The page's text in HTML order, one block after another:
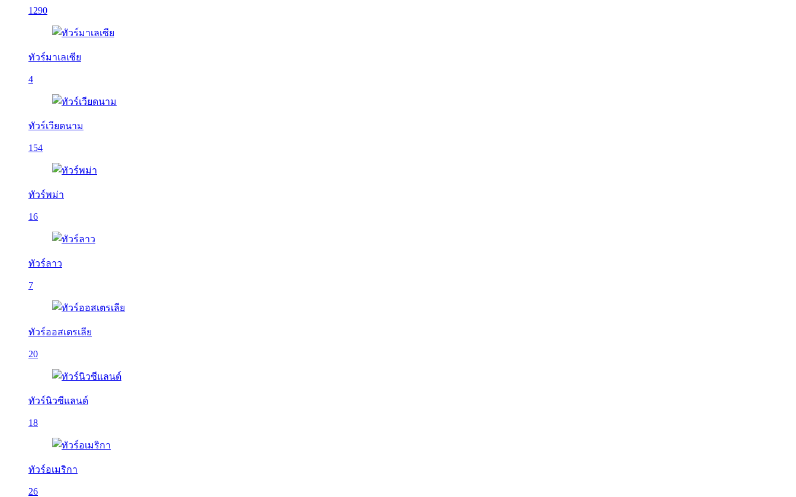
1290
ทัวร์มาเลเซีย
4
ทัวร์เวียดนาม
154
ทัวร์พม่า
16
ทัวร์ลาว
7
ทัวร์ออสเตรเลีย
20
ทัวร์นิวซีแลนด์
18
ทัวร์อเมริกา
26